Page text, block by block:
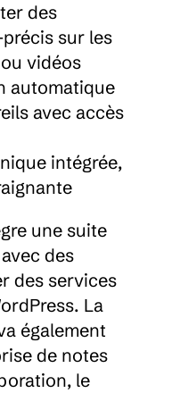
des
sur les
vidéos
automatique
avec accès
intégrée,
une suite
des
des services
La
également
de notes
le